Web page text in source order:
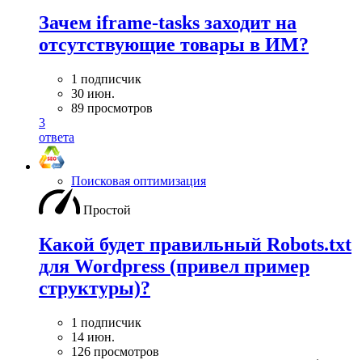
Зачем iframe-tasks заходит на
отсутствующие товары в ИМ?
1 подписчик
30 июн.
89 просмотров
3
ответа
Поисковая оптимизация
Простой
Какой будет правильный Robots.txt
для Wordpress (привел пример
структуры)?
1 подписчик
14 июн.
126 просмотров